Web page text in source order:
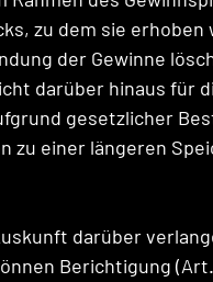
zu dem sie
der Gewinne
darüber hinaus für
gesetzlicher
zu einer längeren
darüber
Berichtigung